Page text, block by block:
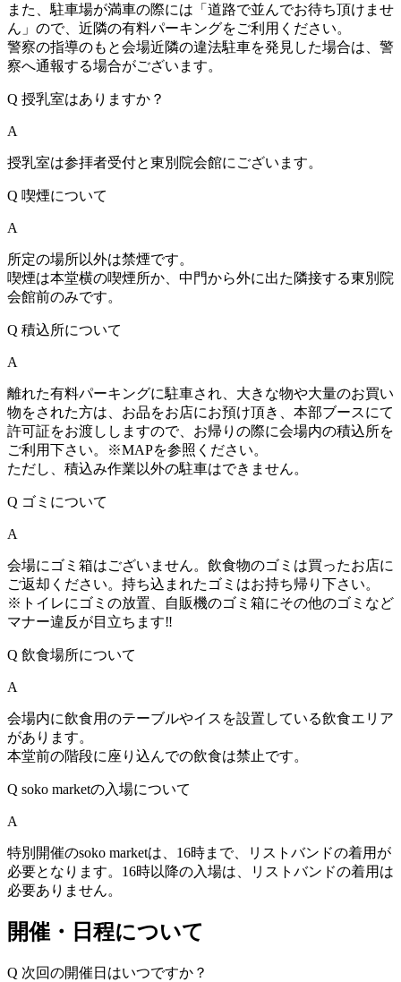
また、駐車場が満車の際には「道路で並んでお待ち頂けませ
ん」ので、近隣の有料パーキングをご利用ください。
警察の指導のもと会場近隣の違法駐車を発見した場合は、警
察へ通報する場合がございます。
Q 授乳室はありますか？
A
授乳室は参拝者受付と東別院会館にございます。
Q 喫煙について
A
所定の場所以外は禁煙です。
喫煙は本堂横の喫煙所か、中門から外に出た隣接する東別院
会館前のみです。
Q 積込所について
A
離れた有料パーキングに駐車され、大きな物や大量のお買い
物をされた方は、お品をお店にお預け頂き、本部ブースにて
許可証をお渡ししますので、お帰りの際に会場内の積込所を
ご利用下さい。※MAPを参照ください。
ただし、積込み作業以外の駐車はできません。
Q ゴミについて
A
会場にゴミ箱はございません。飲食物のゴミは買ったお店に
ご返却ください。持ち込まれたゴミはお持ち帰り下さい。
※トイレにゴミの放置、自販機のゴミ箱にその他のゴミなど
マナー違反が目立ちます‼️
Q 飲食場所について
A
会場内に飲食用のテーブルやイスを設置している飲食エリア
があります。
本堂前の階段に座り込んでの飲食は禁止です。
Q soko marketの入場について
A
特別開催のsoko marketは、16時まで、リストバンドの着用が
必要となります。16時以降の入場は、リストバンドの着用は
必要ありません。
開催・日程について
Q 次回の開催日はいつですか？